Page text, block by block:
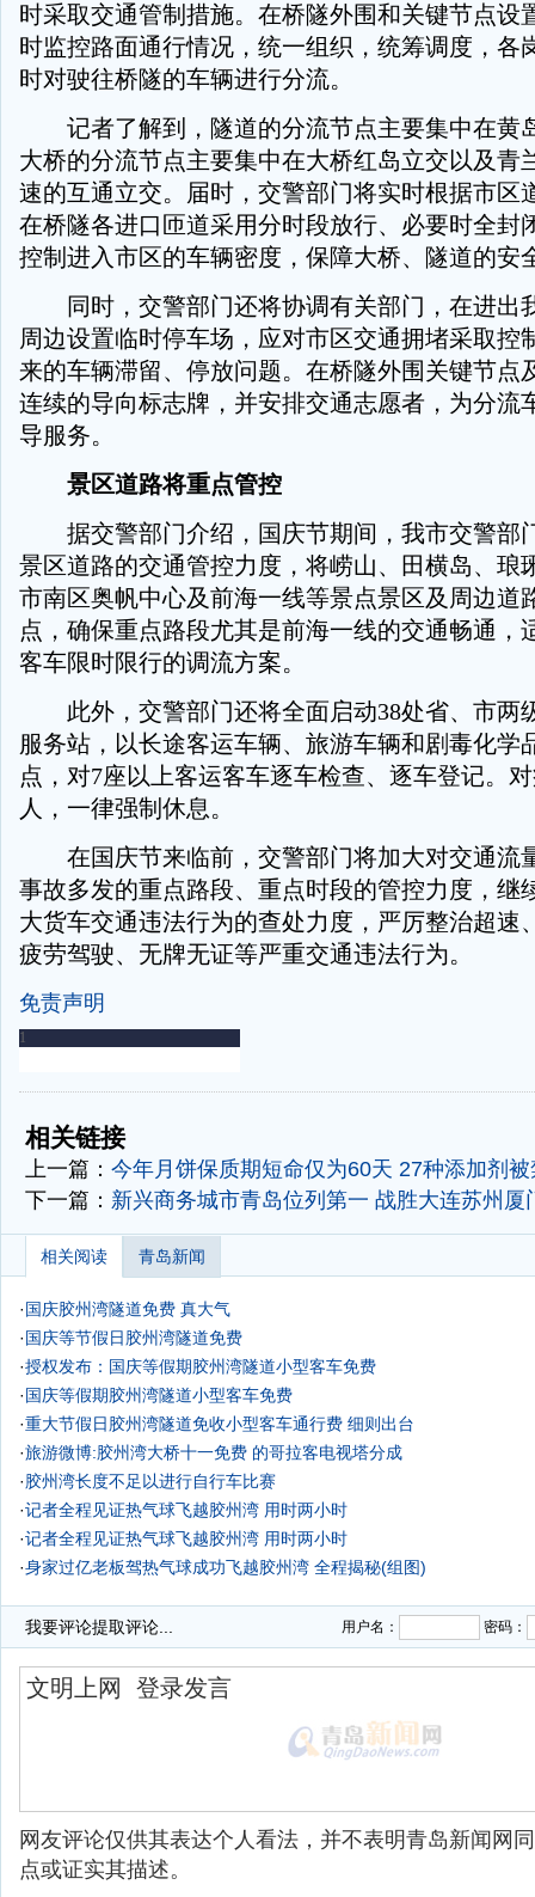
时采取交通管制措施。在桥隧外围和关键节点设
时监控路面通行情况，统一组织，统筹调度，各
时对驶往桥隧的车辆进行分流。
记者了解到，隧道的分流节点主要集中在黄
大桥的分流节点主要集中在大桥红岛立交以及青
速的互通立交。届时，交警部门将实时根据市区
在桥隧各进口匝道采用分时段放行、必要时全封
控制进入市区的车辆密度，保障大桥、隧道的安
同时，交警部门还将协调有关部门，在进出
周边设置临时停车场，应对市区交通拥堵采取控
来的车辆滞留、停放问题。在桥隧外围关键节点
连续的导向标志牌，并安排交通志愿者，为分流
导服务。
景区道路将重点管控
据交警部门介绍，国庆节期间，我市交警部
景区道路的交通管控力度，将崂山、田横岛、琅
市南区奥帆中心及前海一线等景点景区及周边道
点，确保重点路段尤其是前海一线的交通畅通，
客车限时限行的调流方案。
此外，交警部门还将全面启动38处省、市两
服务站，以长途客运车辆、旅游车辆和剧毒化学
点，对7座以上客运客车逐车检查、逐车登记。
人，一律强制休息。
在国庆节来临前，交警部门将加大对交通流
事故多发的重点路段、重点时段的管控力度，继
大货车交通违法行为的查处力度，严厉整治超速
疲劳驾驶、无牌无证等严重交通违法行为。
免责声明
-
相关链接
上一篇： 今年月饼保质期短命仅为60天 27种添加剂
下一篇： 新兴商务城市青岛位列第一 战胜大连苏州厦
相关阅读 青岛新闻
·国庆胶州湾隧道免费 真大气
·国庆等节假日胶州湾隧道免费
·授权发布：国庆等假期胶州湾隧道小型客车免费
·国庆等假期胶州湾隧道小型客车免费
·重大节假日胶州湾隧道免收小型客车通行费 细则出台
·旅游微博:胶州湾大桥十一免费 的哥拉客电视塔分成
·胶州湾长度不足以进行自行车比赛
·记者全程见证热气球飞越胶州湾 用时两小时
·记者全程见证热气球飞越胶州湾 用时两小时
·身家过亿老板驾热气球成功飞越胶州湾 全程揭秘(组图)
我要评论提取评论... 用户名： 密码：
网友评论仅供其表达个人看法，并不表明青岛新闻网
点或证实其描述。